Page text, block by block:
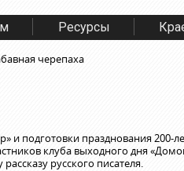
Ресурсы
черепаха
и подготовки празднования 200-
клуба выходного дня
русского писателя.